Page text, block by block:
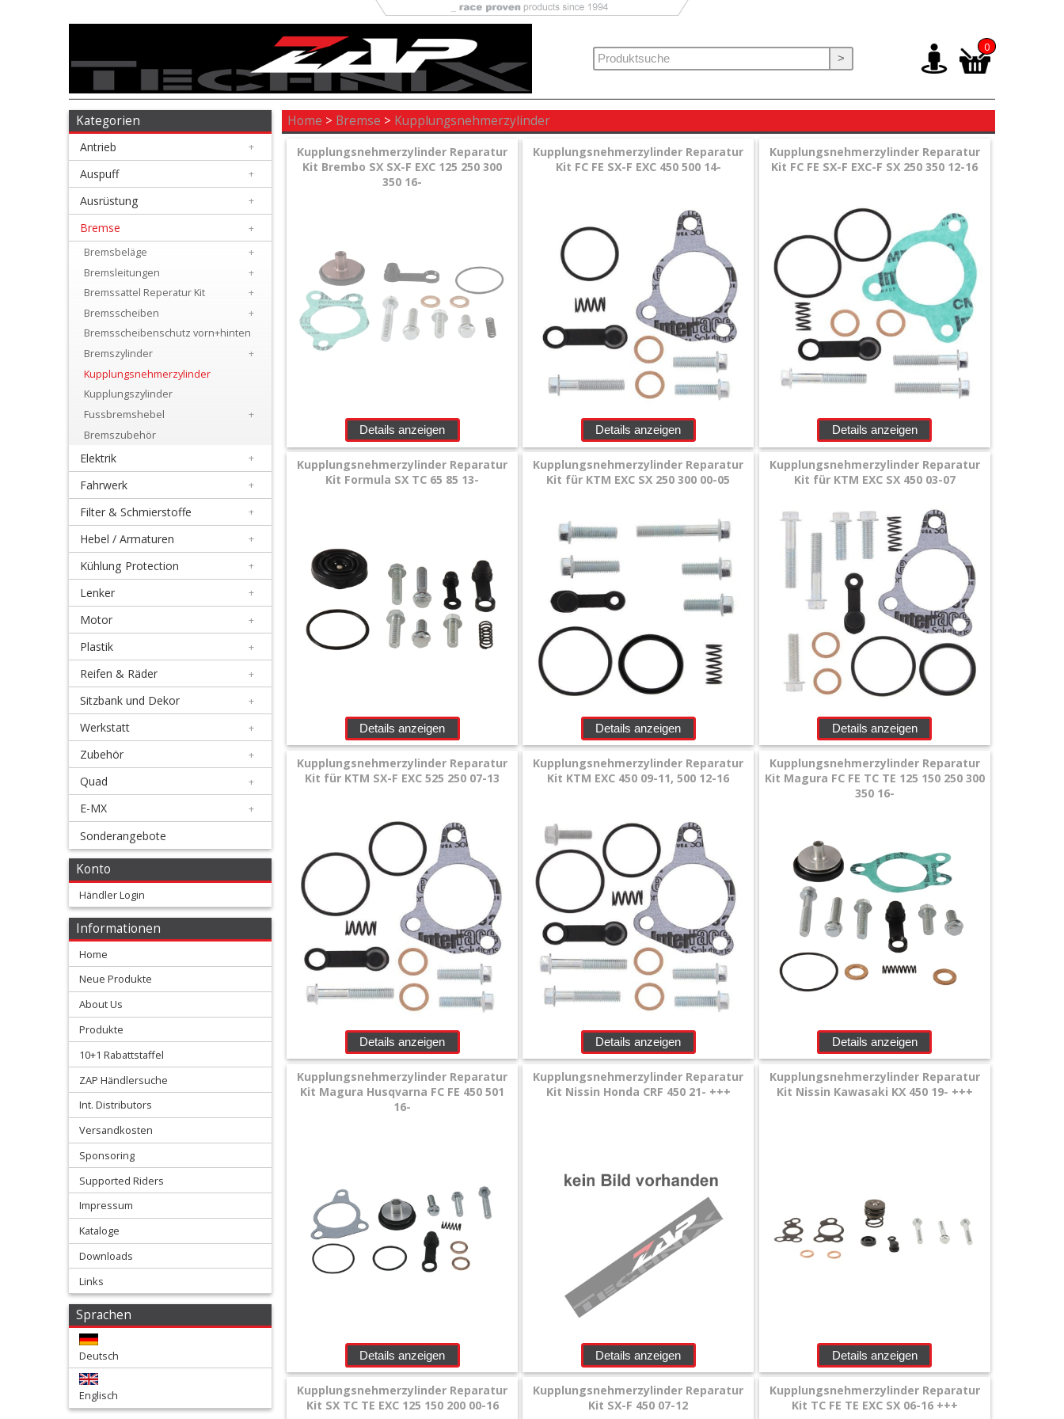
Antrieb
Auspuff
Ausrüstung
Bremse
Bremsbeläge
Bremsleitungen
Bremssattel
Reperatur
Bremsscheiben
Bremsscheibenschutz
vorn+hinten
Bremszylinder
Kupplungsnehmerzylinder
Kupplungszylinder
Fussbremshebel
Bremszubehör
Elektrik
Fahrwerk
Schmierstoffe
Hebel
Armaturen
Kühlung
Protection
Lenker
Motor
Plastik
Reifen
>
0
Kategorien
Antrieb +
Auspuff +
Ausrüstung +
Bremse
+
Bremsbeläge
+
Bremsleitungen
+
Bremssattel Reperatur Kit
+
Bremsscheiben
+
Bremsscheibenschutz vorn+hinten
Bremszylinder
+
Kupplungsnehmerzylinder
Kupplungszylinder
Fussbremshebel
+
Bremszubehör
Elektrik +
Fahrwerk +
Filter & Schmierstoffe +
Hebel / Armaturen +
Kühlung Protection +
Lenker +
Motor +
Plastik +
Reifen & Räder +
Sitzbank und Dekor +
Werkstatt +
Zubehör +
Quad +
E-MX +
Sonderangebote
Konto
Händler Login
Informationen
Home
Neue Produkte
About Us
Produkte
10+1 Rabattstaffel
ZAP Händlersuche
Int. Distributors
Versandkosten
Sponsoring
Supported Riders
Impressum
Kataloge
Downloads
Links
Sprachen
Deutsch
Englisch
Home > Bremse > Kupplungsnehmerzylinder
Kupplungsnehmerzylinder Reparatur
Kit Brembo SX SX-F EXC 125 250 300
350 16-
Details anzeigen
Kupplungsnehmerzylinder Reparatur
Kit FC FE SX-F EXC 450 500 14-
Details anzeigen
Kupplungsnehmerzylinder Reparatur
Kit FC FE SX-F EXC-F SX 250 350 12-16
Details anzeigen
Kupplungsnehmerzylinder Reparatur
Kit Formula SX TC 65 85 13-
Details anzeigen
Kupplungsnehmerzylinder Reparatur
Kit für KTM EXC SX 250 300 00-05
Details anzeigen
Kupplungsnehmerzylinder Reparatur
Kit für KTM EXC SX 450 03-07
Details anzeigen
Kupplungsnehmerzylinder Reparatur
Kit für KTM SX-F EXC 525 250 07-13
Details anzeigen
Kupplungsnehmerzylinder Reparatur
Kit KTM EXC 450 09-11, 500 12-16
Details anzeigen
Kupplungsnehmerzylinder Reparatur
Kit Magura FC FE TC TE 125 150 250 300
350 16-
Details anzeigen
Kupplungsnehmerzylinder Reparatur
Kit Magura Husqvarna FC FE 450 501
16-
Details anzeigen
Kupplungsnehmerzylinder Reparatur
Kit Nissin Honda CRF 450 21- +++
Details anzeigen
Kupplungsnehmerzylinder Reparatur
Kit Nissin Kawasaki KX 450 19- +++
Details anzeigen
Kupplungsnehmerzylinder Reparatur
Kit SX TC TE EXC 125 150 200 00-16
Kupplungsnehmerzylinder Reparatur
Kit SX-F 450 07-12
Kupplungsnehmerzylinder Reparatur
Kit TC FE TE EXC SX 06-16 +++